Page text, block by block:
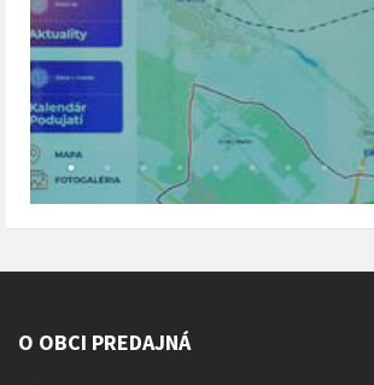
O OBCI PREDAJNÁ